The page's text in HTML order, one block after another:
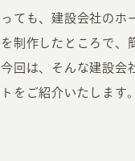
ホーム
っても、建設会社のホ
を制作したところで、
今回は、そんな建設会
トをご紹介いたします。